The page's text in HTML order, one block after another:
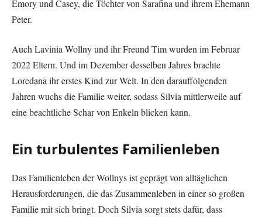
Emory und Casey, die Töchter von Sarafina und ihrem Ehemann
Peter.
Auch Lavinia Wollny und ihr Freund Tim wurden im Februar
2022 Eltern. Und im Dezember desselben Jahres brachte
Loredana ihr erstes Kind zur Welt. In den darauffolgenden
Jahren wuchs die Familie weiter, sodass Silvia mittlerweile auf
eine beachtliche Schar von Enkeln blicken kann.
Ein turbulentes Familienleben
Das Familienleben der Wollnys ist geprägt von alltäglichen
Herausforderungen, die das Zusammenleben in einer so großen
Familie mit sich bringt. Doch Silvia sorgt stets dafür, dass